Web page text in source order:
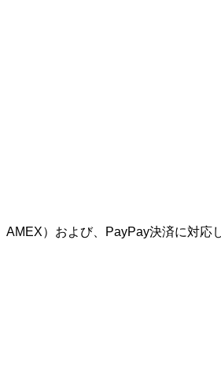
）および、PayPay決済に対